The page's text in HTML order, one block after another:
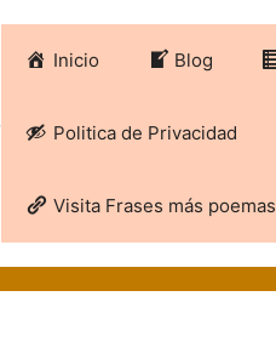
Inicio Blog
Politica de Privacidad
Visita Frases más poemas